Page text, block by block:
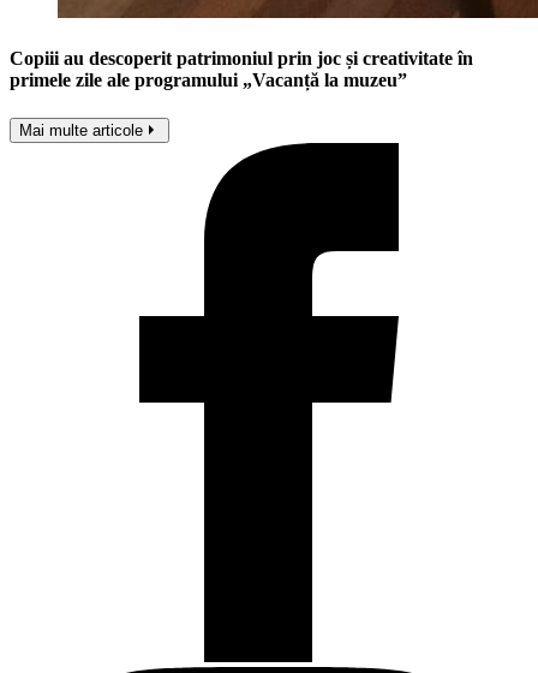
Copiii au descoperit patrimoniul prin joc și creativitate în
primele zile ale programului „Vacanță la muzeu”
Mai multe articole